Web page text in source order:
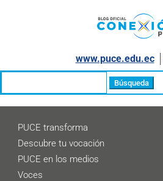
www.puce.edu.ec│
PUCE transforma
Descubre tu vocación
PUCE en los medios
Voces